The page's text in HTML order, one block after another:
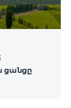
ցանցը